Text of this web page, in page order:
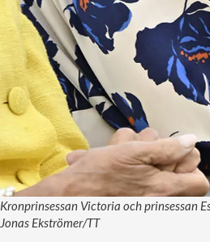
Kronprinsessan Victoria och prinsessan
Jonas Ekströmer/TT